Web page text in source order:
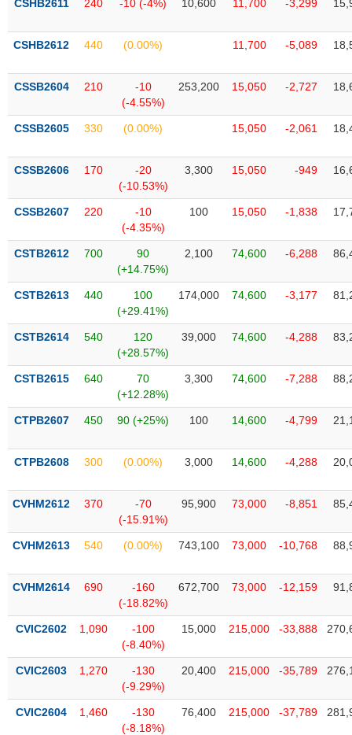
CSHB2611 240 -10 (-4%) 10,600 11,700 -3,299
CSHB2612 440 (0.00%) 11,700 -5,089
CSSB2604 210
-10
(-4.55%)
253,200 15,050 -2,727
CSSB2605 330 (0.00%) 15,050 -2,061
CSSB2606 170
-20
(-10.53%)
3,300 15,050 -949
CSSB2607 220
-10
(-4.35%)
100 15,050 -1,838
CSTB2612 700
90
(+14.75%)
2,100 74,600 -6,288
CSTB2613 440
100
(+29.41%)
174,000 74,600 -3,177
CSTB2614 540
120
(+28.57%)
39,000 74,600 -4,288
CSTB2615 640
70
(+12.28%)
3,300 74,600 -7,288
CTPB2607 450 90 (+25%) 100 14,600 -4,799
CTPB2608 300 (0.00%) 3,000 14,600 -4,288
CVHM2612 370
-70
(-15.91%)
95,900 73,000 -8,851
CVHM2613 540 (0.00%) 743,100 73,000 -10,768
CVHM2614 690
-160
(-18.82%)
672,700 73,000 -12,159
CVIC2602 1,090
-100
(-8.40%)
15,000 215,000 -33,888
CVIC2603 1,270
-130
(-9.29%)
20,400 215,000 -35,789
CVIC2604 1,460
-130
(-8.18%)
76,400 215,000 -37,789
ÍCH
ĐỘNG
chứng
khoán
Tất cả Cổ phiếu Chứng chỉ quỹ Chứng
Lãnh
(-)
Người nội bộ
tức
(-)
Bài
tác
(-)
Báo
tích
(-)
ngữ
(-)